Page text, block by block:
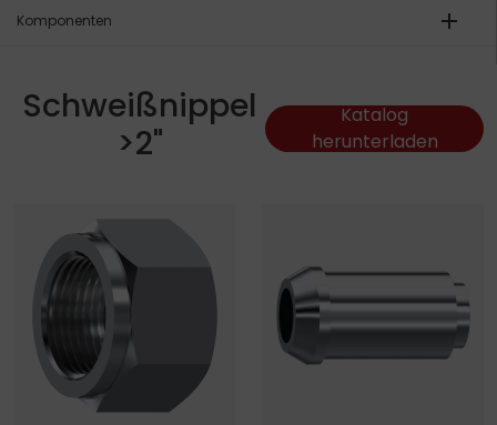
Komponenten add
Schweißnippel
>2"
Katalog
herunterladen